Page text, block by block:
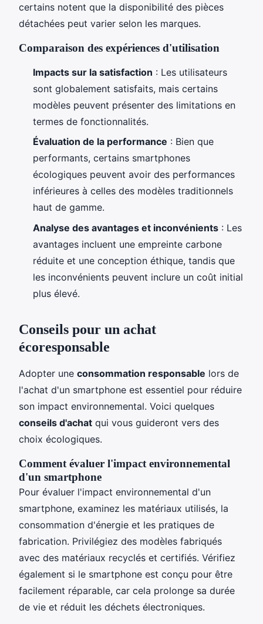
certains notent que la disponibilité des pièces
détachées peut varier selon les marques.
Comparaison des expériences d'utilisation
Impacts sur la satisfaction : Les utilisateurs
sont globalement satisfaits, mais certains
modèles peuvent présenter des limitations en
termes de fonctionnalités.
Évaluation de la performance : Bien que
performants, certains smartphones
écologiques peuvent avoir des performances
inférieures à celles des modèles traditionnels
haut de gamme.
Analyse des avantages et inconvénients : Les
avantages incluent une empreinte carbone
réduite et une conception éthique, tandis que
les inconvénients peuvent inclure un coût initial
plus élevé.
Conseils pour un achat
écoresponsable
Adopter une consommation responsable lors de
l'achat d'un smartphone est essentiel pour réduire
son impact environnemental. Voici quelques
conseils d'achat qui vous guideront vers des
choix écologiques.
Comment évaluer l'impact environnemental
d'un smartphone
Pour évaluer l'impact environnemental d'un
smartphone, examinez les matériaux utilisés, la
consommation d'énergie et les pratiques de
fabrication. Privilégiez des modèles fabriqués
avec des matériaux recyclés et certifiés. Vérifiez
également si le smartphone est conçu pour être
facilement réparable, car cela prolonge sa durée
de vie et réduit les déchets électroniques.